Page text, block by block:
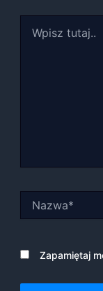
tutaj..
Zapamiętaj